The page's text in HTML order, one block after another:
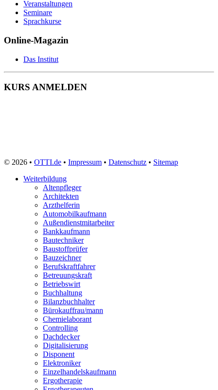
Veranstaltungen
Seminare
Sprachkurse
Online-Magazin
Das Institut
KURS ANMELDEN
© 2026 • OTTI.de • Impressum • Datenschutz • Sitemap
Weiterbildung
Altenpfleger
Architekten
Arzthelferin
Automobilkaufmann
Außendienstmitarbeiter
Bankkaufmann
Bautechniker
Baustoffprüfer
Bauzeichner
Berufskraftfahrer
Betreuungskraft
Betriebswirt
Buchhaltung
Bilanzbuchhalter
Bürokauffrau/mann
Chemielaborant
Controlling
Dachdecker
Digitalisierung
Disponent
Elektroniker
Einzelhandelskaufmann
Ergotherapie